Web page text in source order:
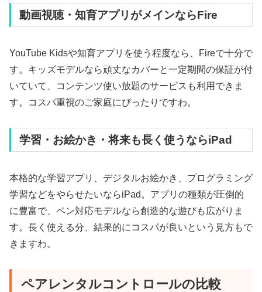
動画視聴・知育アプリがメインならFire
YouTube Kidsや知育アプリを使う程度なら、Fireで十分で
す。キッズモデルなら頑丈なカバーと一定期間の保証が付
いていて、コンテンツ使い放題のサービスも利用できま
す。コスパ重視のご家庭にぴったりですわ。
学習・お絵かき・将来も長く使うならiPad
本格的な学習アプリ、デジタルお絵かき、プログラミング
学習などをやらせたいならiPad。アプリの種類が圧倒的
に豊富で、ペン対応モデルなら創造的な遊びも広がりま
す。長く使える分、結果的にコスパが良いという見方もで
きますわ。
ペアレンタルコントロールの比較